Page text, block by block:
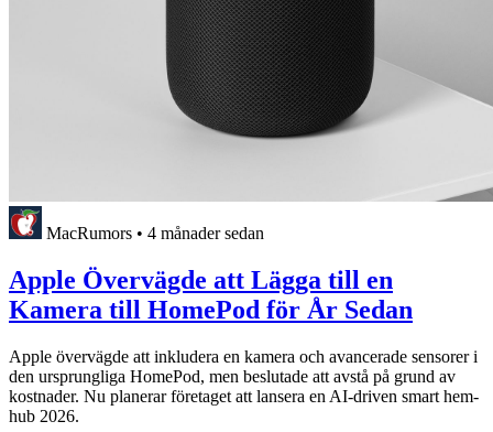
MacRumors • 4 månader sedan
Apple Övervägde att Lägga till en
Kamera till HomePod för År Sedan
Apple övervägde att inkludera en kamera och avancerade sensorer i
den ursprungliga HomePod, men beslutade att avstå på grund av
kostnader. Nu planerar företaget att lansera en AI-driven smart hem-
hub 2026.